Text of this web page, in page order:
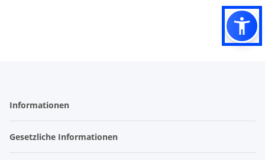
Informationen
Gesetzliche Informationen